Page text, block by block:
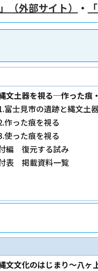
（外部サイト） ・
文土器を視る─作った痕
富士見市の遺跡と縄文土
作った痕を視る
使った痕を視る
編 復元する試み
表 掲載資料一覧
文文化のはじまり～八ヶ